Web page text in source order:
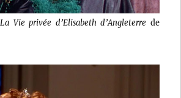
La Vie privée d’Elisabeth d’Angleterre de